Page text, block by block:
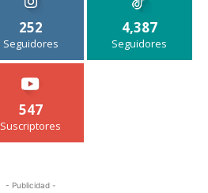
252
Seguidores
4,387
Seguidores
547
Suscriptores
- Publicidad -